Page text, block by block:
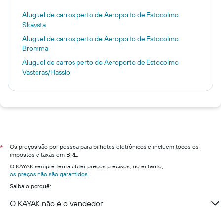
Aluguel de carros perto de Aeroporto de Estocolmo
Skavsta
Aluguel de carros perto de Aeroporto de Estocolmo
Bromma
Aluguel de carros perto de Aeroporto de Estocolmo
Vasteras/Hasslo
*
Os preços são por pessoa para bilhetes eletrônicos e incluem todos os
impostos e taxas em BRL.
O KAYAK sempre tenta obter preços precisos, no entanto,
os preços não são garantidos
Saiba o porquê:
O KAYAK não é o vendedor